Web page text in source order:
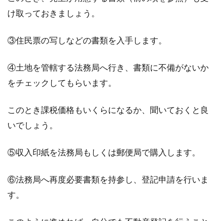
け取っておきましょう。
③住民票の写しなどの書類を入手します。
④土地を管轄する法務局へ行き、書類に不備がないか
をチェックしてもらいます。
このとき課税価格もいくらになるか、聞いておくと良
いでしょう。
⑤収入印紙を法務局もしくは郵便局で購入します。
⑥法務局へ再度必要書類を持参し、登記申請を行いま
す。